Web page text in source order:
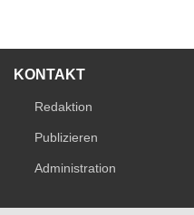
KONTAKT
Redaktion
Publizieren
Administration